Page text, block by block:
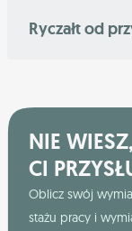
Ryczałt od
NIE
CI
Oblicz swój
stażu pracy i